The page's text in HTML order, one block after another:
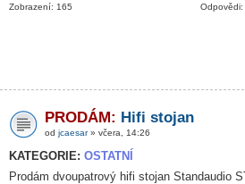
Odpovědi:
Zobrazení: 165
PRODÁM: Hifi stojan
od jcaesar» včera, 14:26
KATEGORIE: OSTATNÍ
Prodám dvoupatrový hifi stojan Standaudio